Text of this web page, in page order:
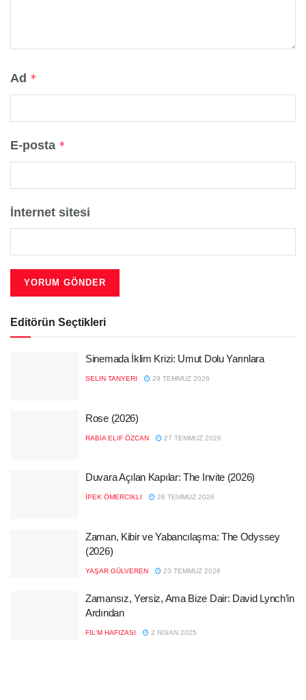
Ad *
E-posta *
İnternet sitesi
Editörün Seçtikleri
Sinemada İklim Krizi: Umut Dolu Yarınlara
SELIN TANYERI 29 TEMMUZ 2026
Rose (2026)
RABIA ELIF ÖZCAN 27 TEMMUZ 2026
Duvara Açılan Kapılar: The Invite (2026)
İPEK ÖMERCIKLI 26 TEMMUZ 2026
Zaman, Kibir ve Yabancılaşma: The Odyssey
(2026)
YAŞAR GÜLVEREN 23 TEMMUZ 2026
Zamansız, Yersiz, Ama Bize Dair: David Lynch’in
Ardından
FIL'M HAFIZASI 2 NISAN 2025